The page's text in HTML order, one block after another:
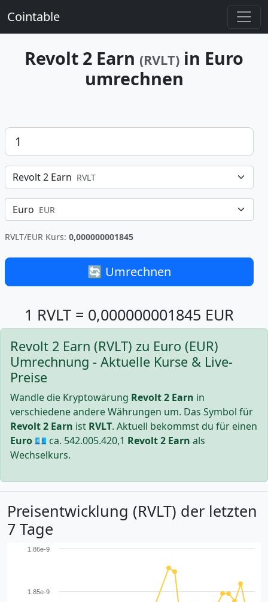
Cointable
Revolt 2 Earn (RVLT) in Euro
umrechnen
Betrag
Revolt 2 Earn RVLT
Euro EUR
RVLT/EUR Kurs: 0,000000001845
🔄 Umrechnen
1 RVLT = 0,000000001845 EUR
Revolt 2 Earn (RVLT) zu Euro (EUR)
Umrechnung - Aktuelle Kurse & Live-
Preise
Wandle die Kryptowärung Revolt 2 Earn in
verschiedene andere Währungen um. Das Symbol für
Revolt 2 Earn ist RVLT. Aktuell bekommst du für einen
Euro 💶 ca. 542.005.420,1 Revolt 2 Earn als
Wechselkurs.
Preisentwicklung (RVLT) der letzten
7 Tage
1.85e-9
1.86e-9